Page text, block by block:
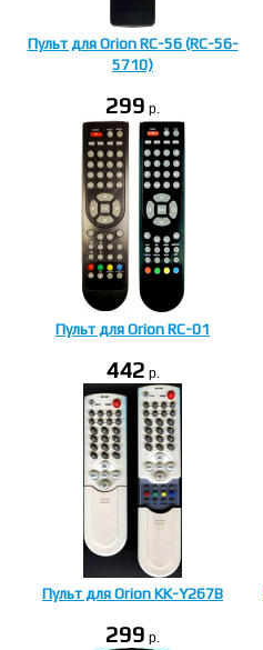
Пульт для Orion RC-56 (RC-56-
5710)
299 p.
Пульт для Orion RC-01
442 p.
Пульт для Orion KK-Y267B
299 p.